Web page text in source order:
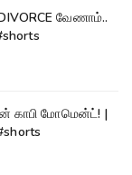
வேணாம்..
காபி மோமென்ட்! |